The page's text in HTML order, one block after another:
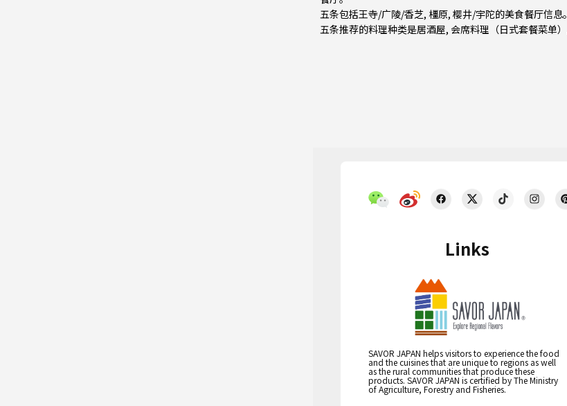
五条包括王寺/广陵/香芝, 橿原, 樱井/宇陀的美食餐厅信息。
五条推荐的料理种类是居酒屋, 会席料理（日式套餐菜单）
Links
SAVOR JAPAN helps visitors to experience the food
and the cuisines that are unique to regions as well
as the rural communities that produce these
products. SAVOR JAPAN is certified by The Ministry
of Agriculture, Forestry and Fisheries.